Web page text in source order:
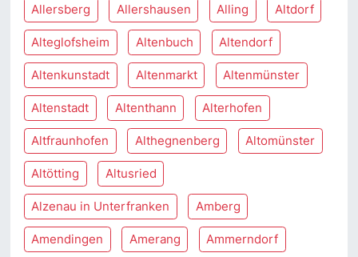
Allersberg Allershausen Alling Altdorf
Alteglofsheim Altenbuch Altendorf
Altenkunstadt Altenmarkt Altenmünster
Altenstadt Altenthann Alterhofen
Altfraunhofen Althegnenberg Altomünster
Altötting Altusried
Alzenau in Unterfranken Amberg
Amendingen Amerang Ammerndorf